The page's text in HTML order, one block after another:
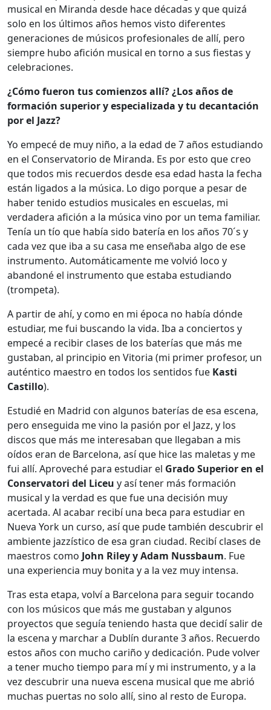
musical en Miranda desde hace décadas y que quizá
solo en los últimos años hemos visto diferentes
generaciones de músicos profesionales de allí, pero
siempre hubo afición musical en torno a sus fiestas y
celebraciones.
¿Cómo fueron tus comienzos allí? ¿Los años de
formación superior y especializada y tu decantación
por el Jazz?
Yo empecé de muy niño, a la edad de 7 años estudiando
en el Conservatorio de Miranda. Es por esto que creo
que todos mis recuerdos desde esa edad hasta la fecha
están ligados a la música. Lo digo porque a pesar de
haber tenido estudios musicales en escuelas, mi
verdadera afición a la música vino por un tema familiar.
Tenía un tío que había sido batería en los años 70´s y
cada vez que iba a su casa me enseñaba algo de ese
instrumento. Automáticamente me volvió loco y
abandoné el instrumento que estaba estudiando
(trompeta).
A partir de ahí, y como en mi época no había dónde
estudiar, me fui buscando la vida. Iba a conciertos y
empecé a recibir clases de los baterías que más me
gustaban, al principio en Vitoria (mi primer profesor, un
auténtico maestro en todos los sentidos fue Kasti
Castillo).
Estudié en Madrid con algunos baterías de esa escena,
pero enseguida me vino la pasión por el Jazz, y los
discos que más me interesaban que llegaban a mis
oídos eran de Barcelona, así que hice las maletas y me
fui allí. Aproveché para estudiar el Grado Superior en el
Conservatori del Liceu y así tener más formación
musical y la verdad es que fue una decisión muy
acertada. Al acabar recibí una beca para estudiar en
Nueva York un curso, así que pude también descubrir el
ambiente jazzístico de esa gran ciudad. Recibí clases de
maestros como John Riley y Adam Nussbaum. Fue
una experiencia muy bonita y a la vez muy intensa.
Tras esta etapa, volví a Barcelona para seguir tocando
con los músicos que más me gustaban y algunos
proyectos que seguía teniendo hasta que decidí salir de
la escena y marchar a Dublín durante 3 años. Recuerdo
estos años con mucho cariño y dedicación. Pude volver
a tener mucho tiempo para mí y mi instrumento, y a la
vez descubrir una nueva escena musical que me abrió
muchas puertas no solo allí, sino al resto de Europa.